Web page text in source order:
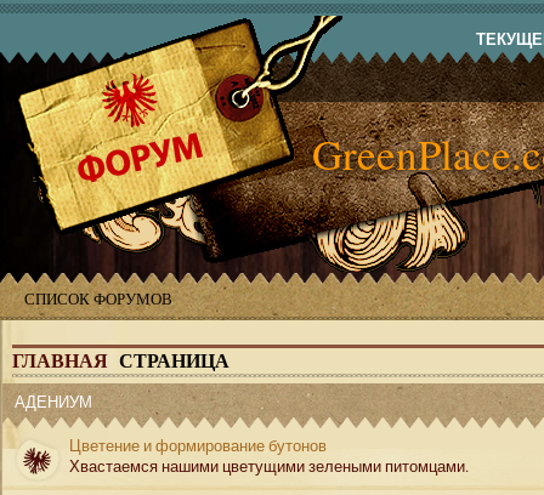
СПИСОК ФОРУМОВ
ГЛАВНАЯ СТРАНИЦА
АДЕНИУМ
Цветение и формирование бутонов
Хвастаемся нашими цветущими зелеными питомцами.